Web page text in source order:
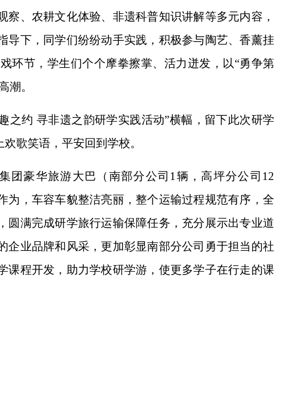
、农耕文化体验、非遗科普知识讲解等多元内容，
下，同学们纷纷动手实践，积极参与陶艺、香薰挂
环节，学生们个个摩拳擦掌、活力迸发，以“勇争第
潮。
之约 寻非遗之韵研学实践活动”横幅，留下此次研学
歌笑语，平安回到学校。
团豪华旅游大巴（南部分公司1辆，高坪分公司12
，车容车貌整洁亮丽，整个运输过程规范有序，全
满完成研学旅行运输保障任务，充分展示出专业道
业品牌和风采，更加彰显南部分公司勇于担当的社
程开发，助力学校研学游，使更多学子在行走的课